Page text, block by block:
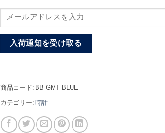
入荷通知を受け取る
商品コード:BB-GMT-BLUE
カテゴリー:時計